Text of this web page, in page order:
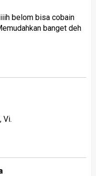
belom bisa cobain
banget deh
Vi.